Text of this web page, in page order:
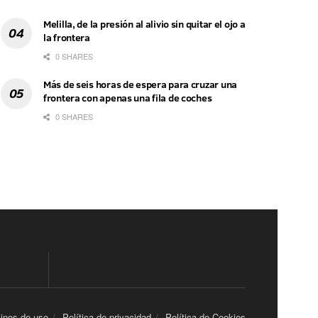
Melilla, de la presión al alivio sin quitar el ojo a
la frontera
0 SHARES
Más de seis horas de espera para cruzar una
frontera con apenas una fila de coches
0 SHARES